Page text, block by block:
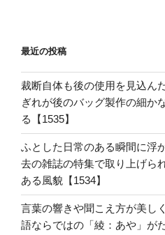
最近の投稿
裁断自体も後の使用を見込ん
ぎれが後のバッグ製作の細か
る【1535】
ふとした日常のある瞬間に浮
去の雑誌の特集で取り上げら
ある風貌【1534】
言葉の響きや聞こえ方が美し
語ならではの「綾：あや」が